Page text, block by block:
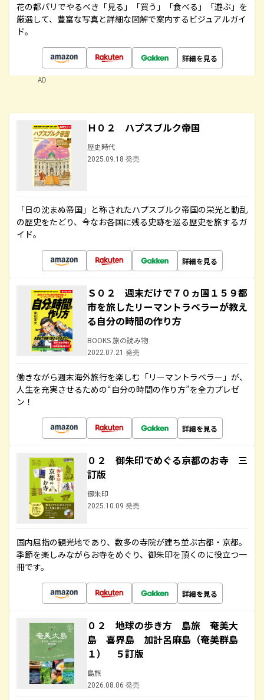
花の都パリでやるべき「見る」「買う」「食べる」「遊ぶ」を
厳選して、豊富な写真と詳細な図解で案内するビジュアルガイ
ド。
詳細を見る
AD
Ｈ０２ ハプスブルク帝国
歴史時代
2025.09.18 発売
「日の沈まぬ帝国」と称されたハプスブルク帝国の栄光と動乱
の歴史をたどり、今なお各国に残る史跡を巡る歴史を旅するガ
イド。
詳細を見る
Ｓ０２ 週末だけで７０ヵ国１５９都
市を旅したリーマントラベラーが教え
る自分の時間の作り方
BOOKS 旅の読み物
2022.07.21 発売
働きながら週末海外旅行を楽しむ「リーマントラベラー」が、
人生を充実させるための“自分の時間の作り方”を全力プレゼ
ン！
詳細を見る
０２ 御朱印でめぐる京都のお寺 三
訂版
御朱印
2025.10.09 発売
国内屈指の観光地であり、数多の寺院が建ち並ぶ古都・京都。
季節を楽しみながらお寺をめぐり、御朱印を頂くのに役立つ一
冊です。
詳細を見る
０２ 地球の歩き方 島旅 奄美大
島 喜界島 加計呂麻島（奄美群島
１） ５訂版
島旅
2026.08.06 発売